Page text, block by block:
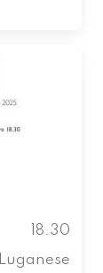
18.30
Luganese